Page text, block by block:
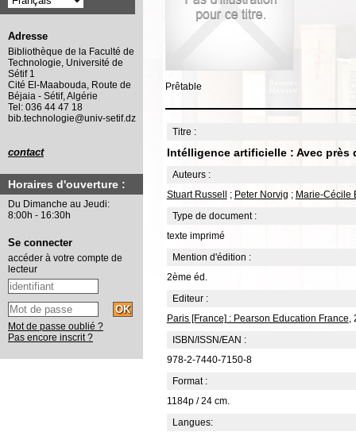
Prêtable
Titre :
Intélligence artificielle : Avec près
Auteurs :
Stuart Russell
; Peter Norvig ; Marie-Cécile
Type de document :
texte imprimé
Mention d'édition :
2ème éd.
Editeur :
Paris [France] : Pearson Education France,
ISBN/ISSN/EAN :
978-2-7440-7150-8
Format :
1184p / 24 cm.
Langues:
Adresse
Bibliothèque de la Faculté de
Technologie, Université de
Sétif 1
Cité El-Maabouda, Route de
Béjaia - Sétif, Algérie
Tel: 036 44 47 18
bib.technologie@univ-setif.dz
contact
Horaires d'ouverture :
Du Dimanche au Jeudi:
8:00h - 16:30h
Se connecter
accéder à votre compte de
lecteur
Mot de passe oublié ?
Pas encore inscrit ?